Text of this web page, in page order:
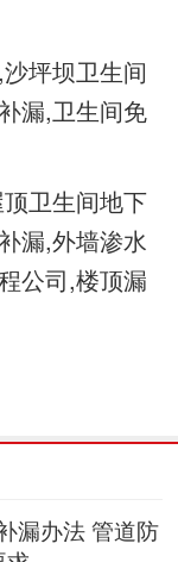
坪坝卫生间
漏,卫生间免
卫生间地下
漏,外墙渗水
公司,楼顶漏
漏办法 管道防